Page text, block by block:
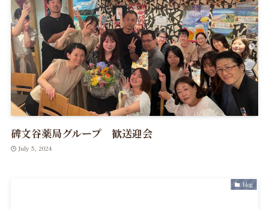
碑文谷薬局グループ 歓送迎会
July 5, 2024
blog